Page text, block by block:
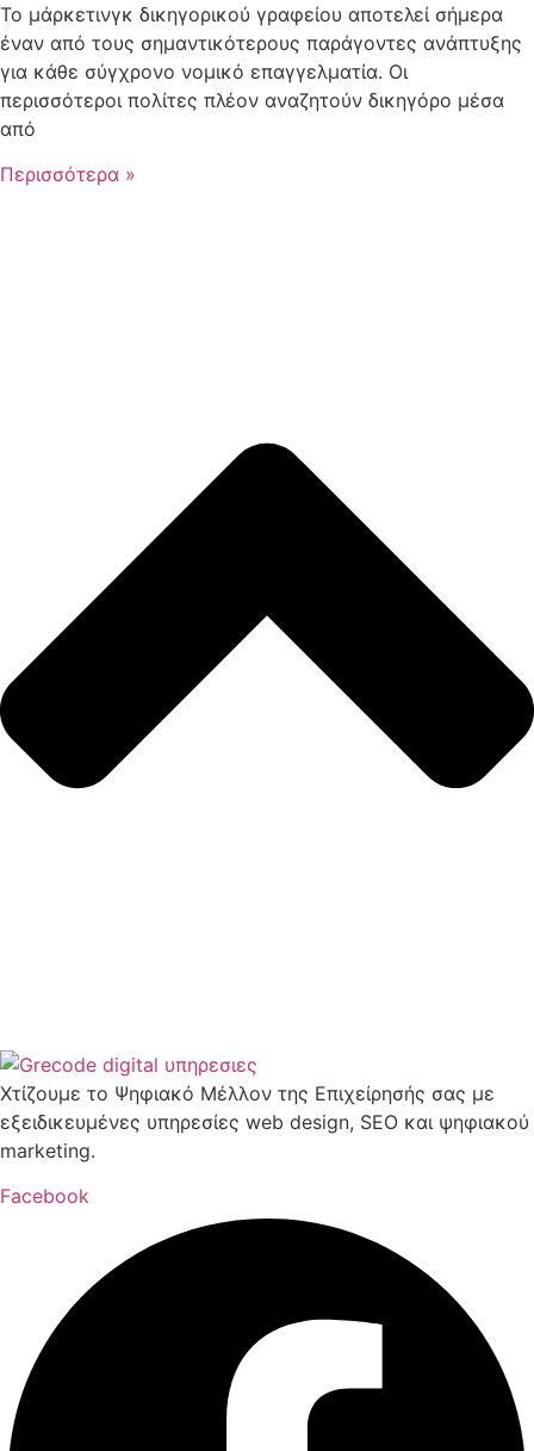
Το μάρκετινγκ δικηγορικού γραφείου αποτελεί σήμερα
έναν από τους σημαντικότερους παράγοντες ανάπτυξης
για κάθε σύγχρονο νομικό επαγγελματία. Οι
περισσότεροι πολίτες πλέον αναζητούν δικηγόρο μέσα
από
Περισσότερα »
Χτίζουμε το Ψηφιακό Μέλλον της Επιχείρησής σας με
εξειδικευμένες υπηρεσίες web design, SEO και ψηφιακού
marketing.
Facebook